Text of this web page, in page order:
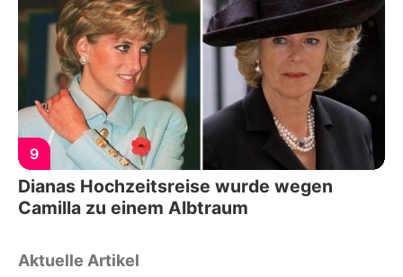
9
Dianas Hochzeitsreise wurde wegen
Camilla zu einem Albtraum
Aktuelle Artikel